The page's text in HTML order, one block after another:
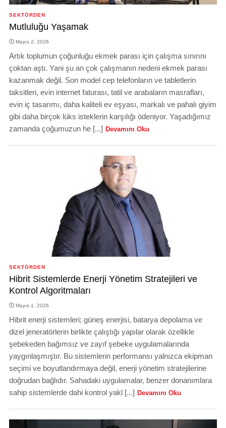
SEKTÖRDEN
Mutluluğu Yaşamak
Mayıs 2, 2026
Artık toplumun çoğunluğu ekmek parası için çalışma sınırını
çoktan aştı. Yani şu an çok çalışmanın nedeni ekmek parası
kazanmak değil. Son model cep telefonların ve tabletlerin
taksitleri, evin internet faturası, tatil ve arabaların masrafları,
evin iç tasarımı, daha kaliteli ev eşyası, markalı ve pahalı giyim
gibi daha birçok lüks isteklerin karşılığı ödeniyor. Yaşadığımız
zamanda çoğumuzun he [...] Devamını Oku
SEKTÖRDEN
Hibrit Sistemlerde Enerji Yönetim Stratejileri ve
Kontrol Algoritmaları
Mayıs 1, 2026
Hibrit enerji sistemleri; güneş enerjisi, batarya depolama ve
dizel jeneratörlerin birlikte çalıştığı yapılar olarak özellikle
şebekeden bağımsız ve zayıf şebeke uygulamalarında
yaygınlaşmıştır. Bu sistemlerin performansı yalnızca ekipman
seçimi ve boyutlandırmaya değil, enerji yönetim stratejilerine
doğrudan bağlıdır. Sahadaki uygulamalar, benzer donanımlara
sahip sistemlerde dahi kontrol yakl [...] Devamını Oku